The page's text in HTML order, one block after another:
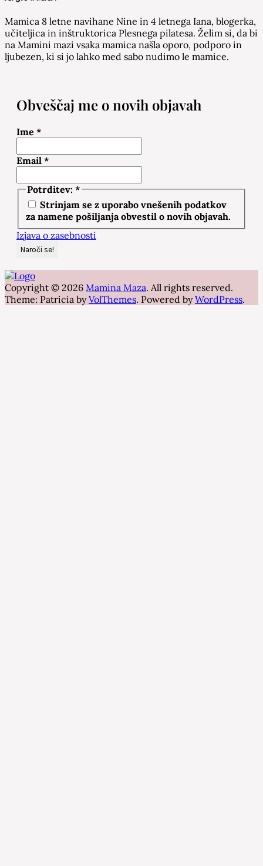
Mamica 8 letne navihane Nine in 4 letnega Iana, blogerka,
učiteljica in inštruktorica Plesnega pilatesa. Želim si, da bi
na Mamini mazi vsaka mamica našla oporo, podporo in
ljubezen, ki si jo lahko med sabo nudimo le mamice.
Obveščaj me o novih objavah
Ime *
Email *
Potrditev: *
Strinjam se z uporabo vnešenih podatkov
za namene pošiljanja obvestil o novih objavah.
Izjava o zasebnosti
Copyright © 2026 Mamina Maza. All rights reserved.
Theme: Patricia byVolThemes. Powered byWordPress.